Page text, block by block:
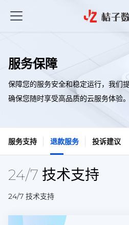
服务保障
保障您的服务安全和稳定运行，我们
确保您随时享受高品质的云服务体验。
服务支持 退款服务 投诉建议
24/7 技术支持
24/7 技术支持